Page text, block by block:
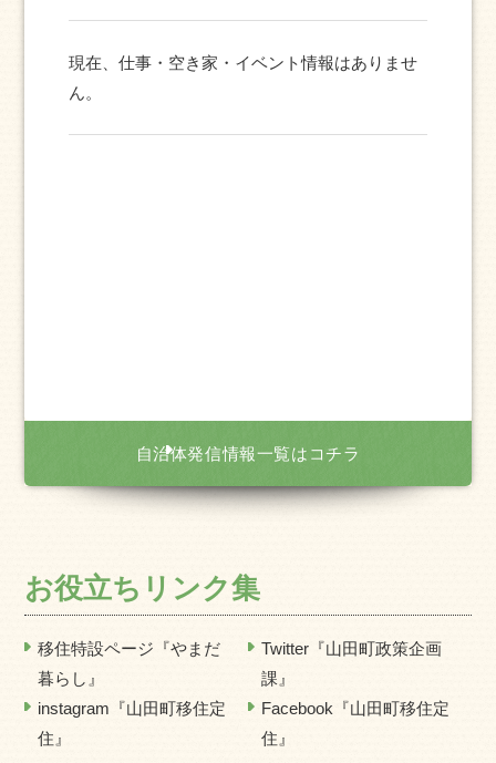
現在、仕事・空き家・イベント情報はありませ
ん。
自治体発信情報一覧はコチラ
お役立ちリンク集
移住特設ページ『やまだ
暮らし』
Twitter『山田町政策企画
課』
instagram『山田町移住定
住』
Facebook『山田町移住定
住』